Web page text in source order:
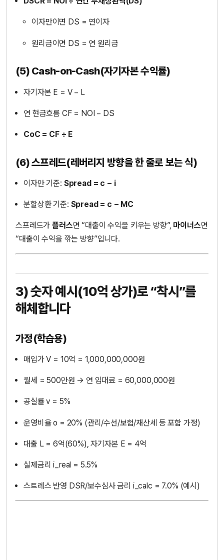
이자만이면 DS = 연이자
원리금이면 DS = 연 원리금
(5) Cash-on-Cash(자기자본 수익률)
자기자본 E = V − L
연 현금흐름 CF = NOI − DS
CoC = CF ÷ E
(6) 스프레드(레버리지 방향을 한 줄로 보는 식)
이자만 기준: Spread = c − i
분할상환 기준: Spread = c − MC
스프레드가플러스면 “대출이 수익을 키우는 방향”, 마이너스면
“대출이 수익을 깎는 방향”입니다.
3) 숫자 예시(10억 상가)로 “착시”를
해체합니다
가정(학습용)
매입가 V = 10억 = 1,000,000,000원
월세 = 500만원 → 연 임대료 = 60,000,000원
공실률 v = 5%
운영비율 o = 20% (관리/수선/보험/재산세 등 포함 가정)
대출 L = 6억(60%), 자기자본 E = 4억
실제금리 i_real = 5.5%
스트레스 반영 DSR/보수심사 금리 i_calc = 7.0% (예시)